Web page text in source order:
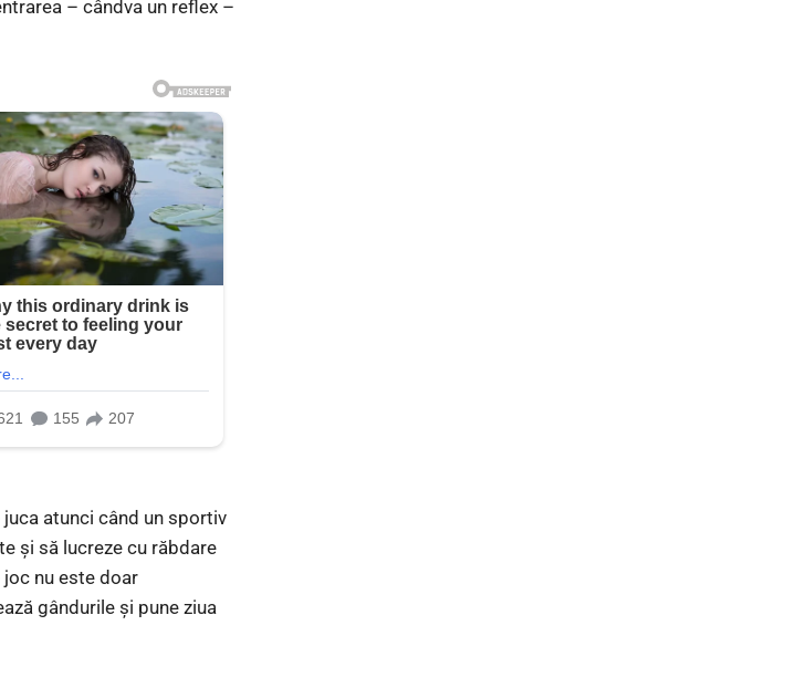
– cândva un reflex –
atunci când un sportiv
și să lucreze cu răbdare
nu este doar
gândurile și pune ziua